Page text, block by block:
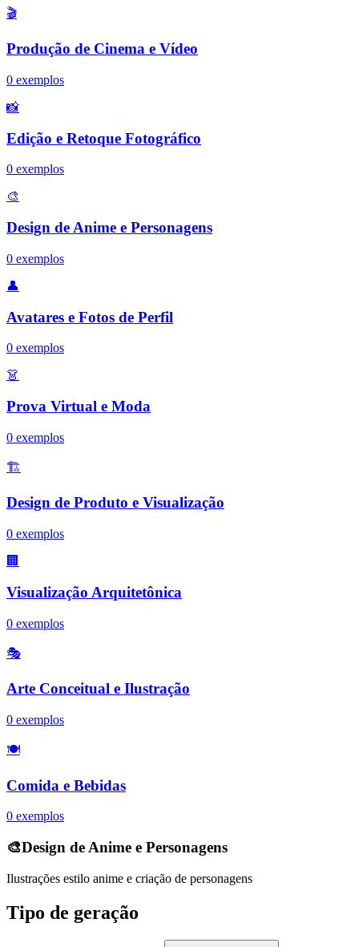
🎬
Produção de Cinema e Vídeo
0 exemplos
📸
Edição e Retoque Fotográfico
0 exemplos
🎨
Design de Anime e Personagens
0 exemplos
👤
Avatares e Fotos de Perfil
0 exemplos
👗
Prova Virtual e Moda
0 exemplos
🏗️
Design de Produto e Visualização
0 exemplos
🏢
Visualização Arquitetônica
0 exemplos
🎭
Arte Conceitual e Ilustração
0 exemplos
🍽️
Comida e Bebidas
0 exemplos
🎨Design de Anime e Personagens
Ilustrações estilo anime e criação de personagens
Tipo de geração